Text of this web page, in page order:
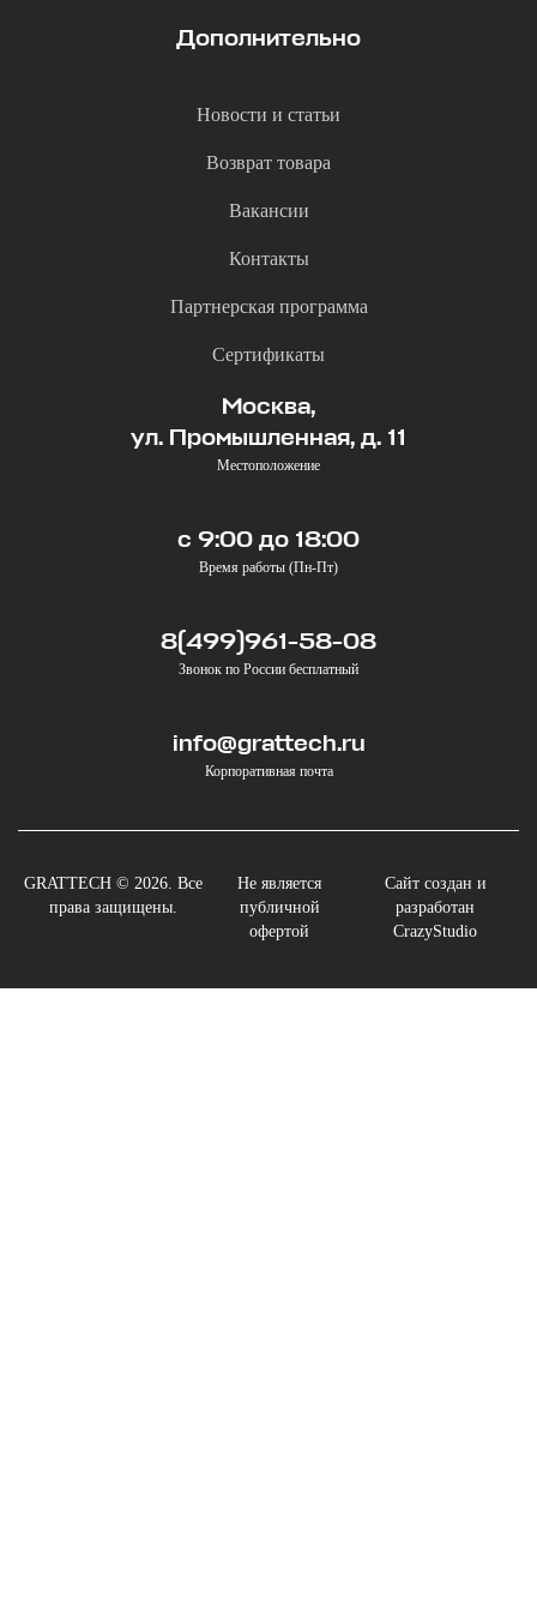
Дополнительно
Новости и статьи
Возврат товара
Вакансии
Контакты
Партнерская программа
Сертификаты
Москва,
ул. Промышленная, д. 11
Местоположение
с 9:00 до 18:00
Время работы (Пн-Пт)
8(499)961-58-08
Звонок по России бесплатный
info@grattech.ru
Корпоративная почта
GRATTECH © 2026. Все
права защищены.
Не является
публичной
офертой
Сайт создан и
разработан
CrazyStudio